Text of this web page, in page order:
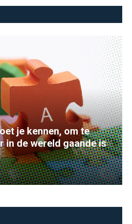
je kennen, om te
in de wereld gaande is